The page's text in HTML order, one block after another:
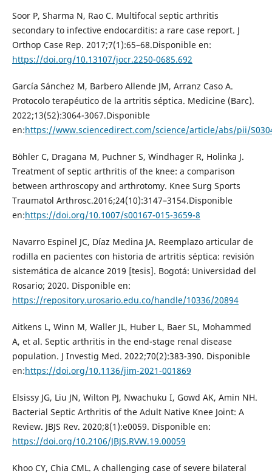
Soor P, Sharma N, Rao C. Multifocal septic arthritis
secondary to infective endocarditis: a rare case report. J
Orthop Case Rep. 2017;7(1):65–68.Disponible en:
https://doi.org/10.13107/jocr.2250-0685.692
García Sánchez M, Barbero Allende JM, Arranz Caso A.
Protocolo terapéutico de la artritis séptica. Medicine (Barc).
2022;13(52):3064-3067.Disponible
en:https://www.sciencedirect.com/science/article/abs/pii/
Böhler C, Dragana M, Puchner S, Windhager R, Holinka J.
Treatment of septic arthritis of the knee: a comparison
between arthroscopy and arthrotomy. Knee Surg Sports
Traumatol Arthrosc.2016;24(10):3147–3154.Disponible
en:https://doi.org/10.1007/s00167-015-3659-8
Navarro Espinel JC, Díaz Medina JA. Reemplazo articular de
rodilla en pacientes con historia de artritis séptica: revisión
sistemática de alcance 2019 [tesis]. Bogotá: Universidad del
Rosario; 2020. Disponible en:
https://repository.urosario.edu.co/handle/10336/20894
Aitkens L, Winn M, Waller JL, Huber L, Baer SL, Mohammed
A, et al. Septic arthritis in the end-stage renal disease
population. J Investig Med. 2022;70(2):383-390. Disponible
en:https://doi.org/10.1136/jim-2021-001869
Elsissy JG, Liu JN, Wilton PJ, Nwachuku I, Gowd AK, Amin NH.
Bacterial Septic Arthritis of the Adult Native Knee Joint: A
Review. JBJS Rev. 2020;8(1):e0059. Disponible en:
https://doi.org/10.2106/JBJS.RVW.19.00059
Khoo CY, Chia CML. A challenging case of severe bilateral